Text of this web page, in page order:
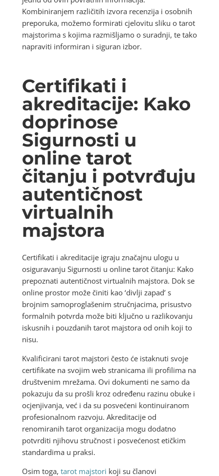
Kombiniranjem različitih izvora recenzija i osobnih
preporuka, možemo formirati cjelovitu sliku o tarot
majstorima s kojima razmišljamo o suradnji, te tako
napraviti informiran i siguran izbor.
Certifikati i
akreditacije: Kako
doprinose
Sigurnosti u
online tarot
čitanju i potvrđuju
autentičnost
virtualnih
majstora
Certifikati i akreditacije igraju značajnu ulogu u
osiguravanju Sigurnosti u online tarot čitanju: Kako
prepoznati autentičnost virtualnih majstora. Dok se
online prostor može činiti kao ‘divlji zapad’ s
brojnim samoproglašenim stručnjacima, prisustvo
formalnih potvrda može biti ključno u razlikovanju
iskusnih i pouzdanih tarot majstora od onih koji to
nisu.
Kvalificirani tarot majstori često će istaknuti svoje
certifikate na svojim web stranicama ili profilima na
društvenim mrežama. Ovi dokumenti ne samo da
pokazuju da su prošli kroz određenu razinu obuke i
ocjenjivanja, već i da su posvećeni kontinuiranom
profesionalnom razvoju. Akreditacije od
renomiranih tarot organizacija mogu dodatno
potvrditi njihovu stručnost i posvećenost etičkim
standardima u praksi.
Osim toga, tarot majstori koji su članovi